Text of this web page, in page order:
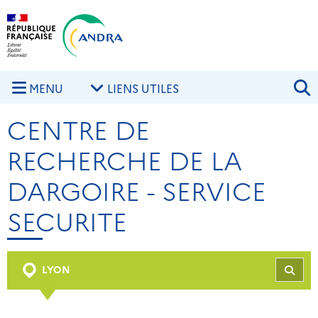
Aller au contenu principal
MENU LIENS UTILES
CENTRE DE
RECHERCHE DE LA
DARGOIRE - SERVICE
SECURITE
LYON